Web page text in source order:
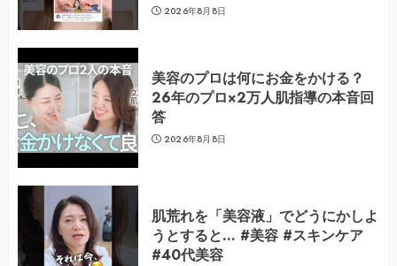
2026年8月8日
美容のプロは何にお金をかける？
26年のプロ×2万人肌指導の本音回
答
2026年8月8日
肌荒れを「美容液」でどうにかしよ
うとすると… #美容 #スキンケア
#40代美容